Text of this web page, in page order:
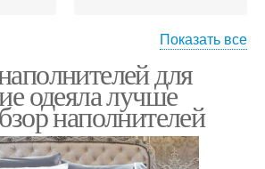
Наполнители для
подушек
Показать все
для
одеяла лучше
наполнителей